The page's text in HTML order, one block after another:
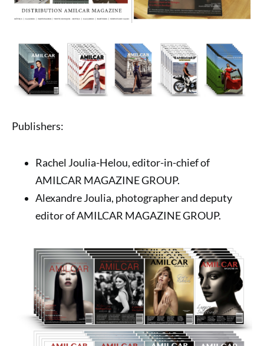
Publishers:
Rachel Joulia-Helou, editor-in-chief of
AMILCAR MAGAZINE GROUP.
Alexandre Joulia, photographer and deputy
editor of AMILCAR MAGAZINE GROUP.